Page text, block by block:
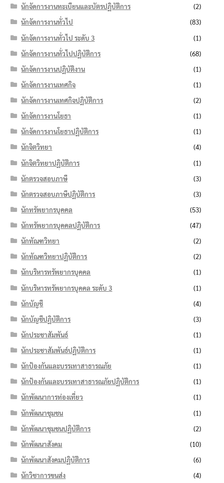
นักจัดการงานทะเบียนและบัตรปฏิบัติการ
(2)
นักจัดการงานทั่วไป
(83)
นักจัดการงานทั่วไป ระดับ 3
(1)
นักจัดการงานทั่วไปปฏิบัติการ
(68)
นักจัดการงานปฏิบัติงาน
(1)
นักจัดการงานเทศกิจ
(1)
นักจัดการงานเทศกิจปฏิบัติการ
(2)
นักจัดการงานโยธา
(1)
นักจัดการงานโยธาปฏิบัติการ
(1)
นักจิตวิทยา
(4)
นักจิตวิทยาปฏิบัติการ
(1)
นักตรวจสอบภาษี
(3)
นักตรวจสอบภาษีปฏิบัติการ
(3)
นักทรัพยากรบุคคล
(53)
นักทรัพยากรบุคคลปฏิบัติการ
(47)
นักทัณฑวิทยา
(2)
นักทัณฑวิทยาปฏิบัติการ
(2)
นักบริหารทรัพยากรบุคคล
(1)
นักบริหารทรัพยากรบุคคล ระดับ 3
(1)
นักบัญชี
(4)
นักบัญชีปฏิบัติการ
(3)
นักประชาสัมพันธ์
(1)
นักประชาสัมพันธ์ปฏิบัติการ
(1)
นักป้องกันและบรรเทาสาธารณภัย
(1)
นักป้องกันและบรรเทาสาธารณภัยปฏิบัติการ
(1)
นักพัฒนาการท่องเที่ยว
(1)
นักพัฒนาชุมชน
(1)
นักพัฒนาชุมชนปฏิบัติการ
(2)
นักพัฒนาสังคม
(10)
นักพัฒนาสังคมปฏิบัติการ
(6)
นักวิชาการขนส่ง
(4)